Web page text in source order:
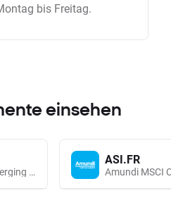
bis Freitag.
einsehen
Amundi MSCI Emerging Markets UCITS (Acc EUR)
ASI.FR